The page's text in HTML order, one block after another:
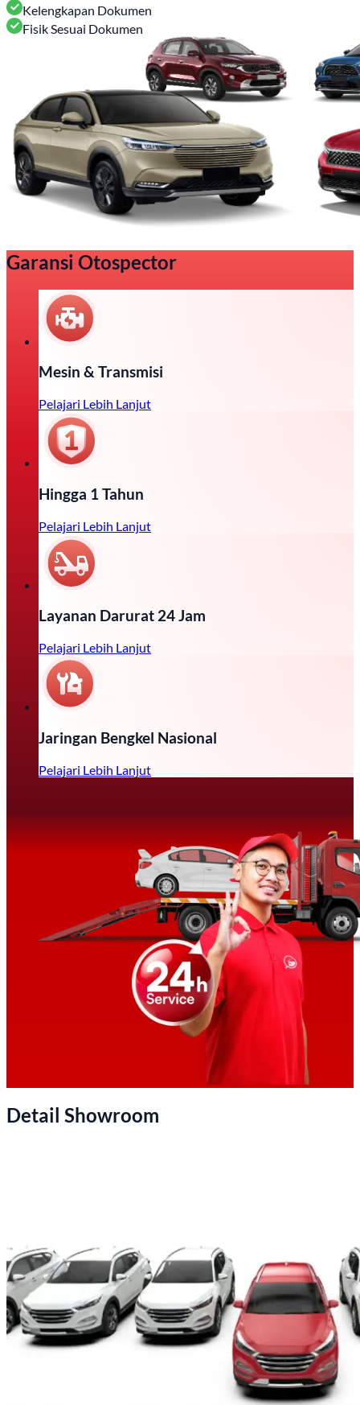
Kelengkapan Dokumen
Fisik Sesuai Dokumen
Garansi Otospector
Mesin & Transmisi
Pelajari Lebih Lanjut
Hingga 1 Tahun
Pelajari Lebih Lanjut
Layanan Darurat 24 Jam
Pelajari Lebih Lanjut
Jaringan Bengkel Nasional
Pelajari Lebih Lanjut
Detail Showroom